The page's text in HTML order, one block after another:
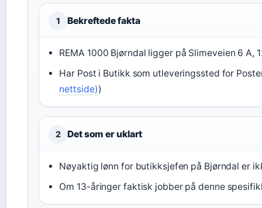
1 Bekreftede fakta
REMA 1000 Bjørndal ligger på Slimeveien 6 A,
Har Post i Butikk som utleveringssted for
nettside))
2 Det som er uklart
Nøyaktig lønn for butikksjefen på Bjørndal er
Om 13-åringer faktisk jobber på denne